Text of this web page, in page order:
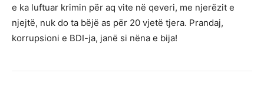
e ka luftuar krimin për aq vite në qeveri, me njerëzit e
njejtë, nuk do ta bëjë as për 20 vjetë tjera. Prandaj,
korrupsioni e BDI-ja, janë si nëna e bija!